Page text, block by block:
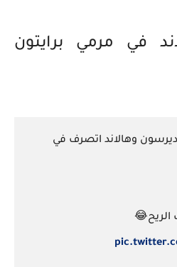
في مرمي برايتون
وهالاند اتصرف في